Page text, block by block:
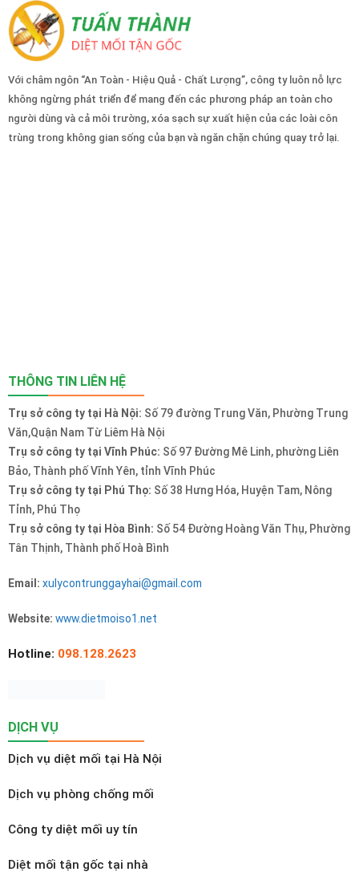
Với châm ngôn “An Toàn - Hiệu Quả - Chất Lượng”, công ty luôn nỗ lực
không ngừng phát triển để mang đến các phương pháp an toàn cho
người dùng và cả môi trường, xóa sạch sự xuất hiện của các loài côn
trùng trong không gian sống của bạn và ngăn chặn chúng quay trở lại.
THÔNG TIN LIÊN HỆ
Trụ sở công ty tại Hà Nội: Số 79 đường Trung Văn, Phường Trung
Văn,Quận Nam Từ Liêm Hà Nội
Trụ sở công ty tại Vĩnh Phúc: Số 97 Đường Mê Linh, phường Liên
Bảo, Thành phố Vĩnh Yên, tỉnh Vĩnh Phúc
Trụ sở công ty tại Phú Thọ: Số 38 Hưng Hóa, Huyện Tam, Nông
Tỉnh, Phú Thọ
Trụ sở công ty tại Hòa Bình: Số 54 Đường Hoàng Văn Thụ, Phường
Tân Thịnh, Thành phố Hoà Bình
Email: xulycontrunggayhai@gmail.com
Website: www.dietmoiso1.net
Hotline: 098.128.2623
DỊCH VỤ
Dịch vụ diệt mối tại Hà Nội
Dịch vụ phòng chống mối
Công ty diệt mối uy tín
Diệt mối tận gốc tại nhà